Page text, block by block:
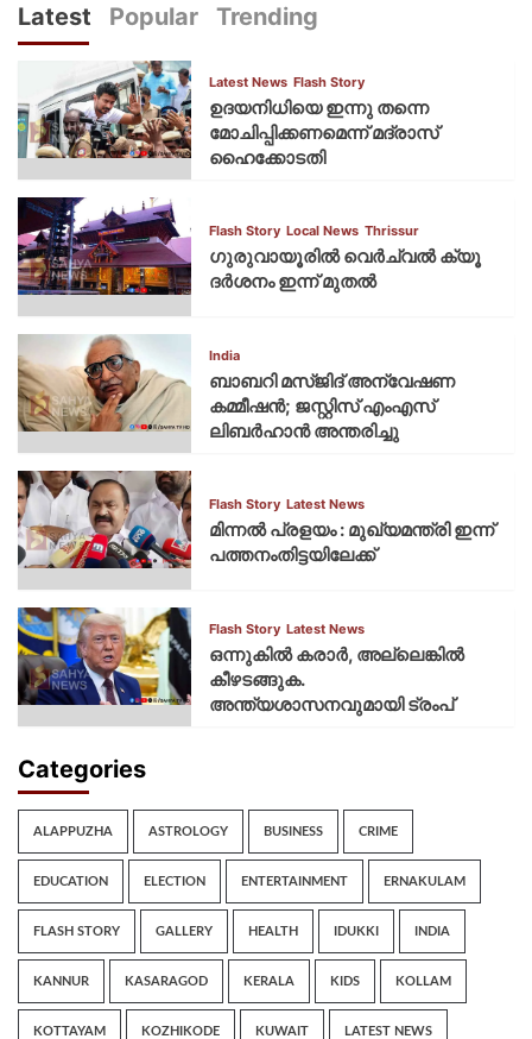
Latest Popular Trending
Latest News Flash Story
ഉദയനിധിയെ ഇന്നു തന്നെ
മോചിപ്പിക്കണമെന്ന് മദ്രാസ്
ഹൈക്കോടതി
Flash Story Local News Thrissur
ഗുരുവായൂരില്‍ വെര്‍ച്വല്‍ ക്യൂ
ദര്‍ശനം ഇന്ന് മുതല്‍
India
ബാബറി മസ്ജിദ് അന്വേഷണ
കമ്മീഷന്‍; ജസ്റ്റിസ് എംഎസ്
ലിബര്‍ഹാന്‍ അന്തരിച്ചു
Flash Story Latest News
മിന്നല്‍ പ്രളയം : മുഖ്യമന്ത്രി ഇന്ന്
പത്തനംതിട്ടയിലേക്ക്
Flash Story Latest News
ഒന്നുകില്‍ കരാര്‍, അല്ലെങ്കില്‍
കീഴടങ്ങുക.
അന്ത്യശാസനവുമായി ട്രംപ്
Categories
ALAPPUZHA ASTROLOGY BUSINESS CRIME
EDUCATION ELECTION ENTERTAINMENT ERNAKULAM
FLASH STORY GALLERY HEALTH IDUKKI INDIA
KANNUR KASARAGOD KERALA KIDS KOLLAM
KOTTAYAM KOZHIKODE KUWAIT LATEST NEWS